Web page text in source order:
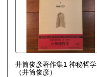
井筒俊彦著作集1 神秘哲学
（井筒俊彦）